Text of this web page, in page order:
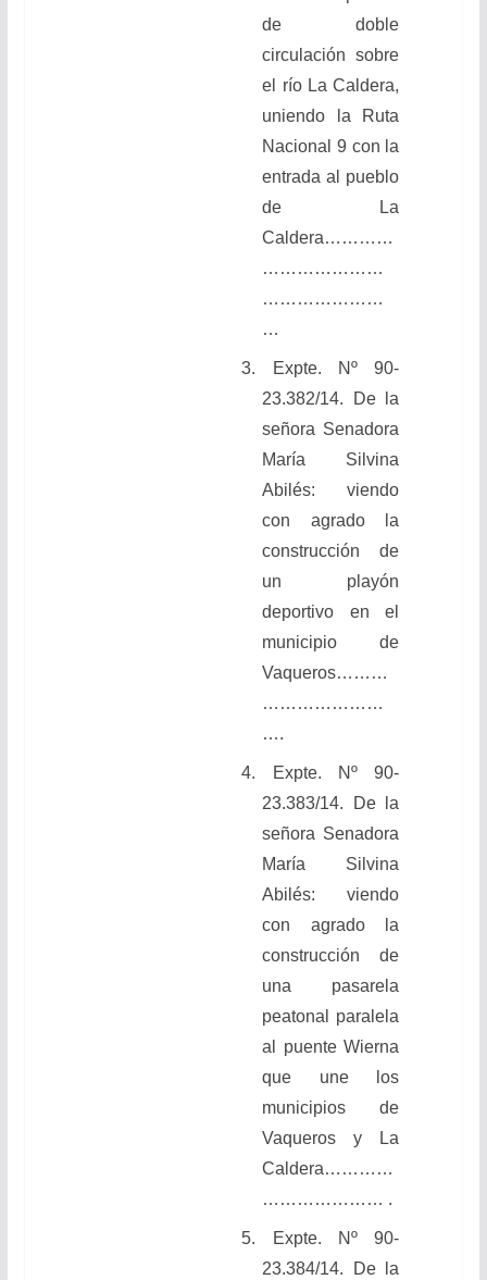
de doble
circulación sobre
el río La Caldera,
uniendo la Ruta
Nacional 9 con la
entrada al pueblo
de La
Caldera…………
…………………
…………………
…
3. Expte. Nº 90-
23.382/14. De la
señora Senadora
María Silvina
Abilés: viendo
con agrado la
construcción de
un playón
deportivo en el
municipio de
Vaqueros………
…………………
….
4. Expte. Nº 90-
23.383/14. De la
señora Senadora
María Silvina
Abilés: viendo
con agrado la
construcción de
una pasarela
peatonal paralela
al puente Wierna
que une los
municipios de
Vaqueros y La
Caldera…………
………………… .
5. Expte. Nº 90-
23.384/14. De la